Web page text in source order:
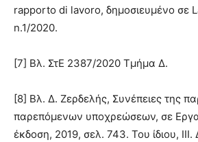
rapporto di lavoro, δημοσιευμένο σε
n.1/2020.
[7] Βλ. ΣτΕ 2387/2020 Τμήμα Δ.
[8] Βλ. Δ. Ζερδελής, Συνέπειες της
παρεπόμενων υποχρεώσεων, σε
έκδοση, 2019, σελ. 743. Του ίδιου, ΙΙΙ.